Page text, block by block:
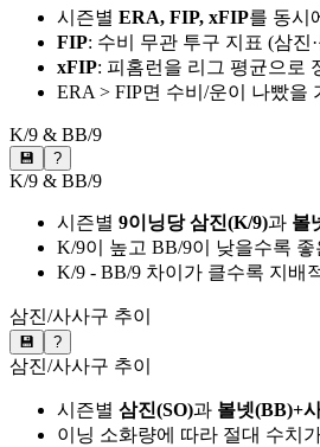
시즌별 ERA, FIP, xFIP를 동시
FIP: 수비 무관 투구 지표 (삼진
xFIP: 피홈런을 리그 평균으로
ERA > FIP면 수비/운이 나빴을
K/9 & BB/9
💾 ?
K/9 & BB/9
시즌별 9이닝당 삼진(K/9)과 볼
K/9이 높고 BB/9이 낮을수록 좋
K/9 - BB/9 차이가 클수록 지배
삼진/사사구 추이
💾 ?
삼진/사사구 추이
시즌별 삼진(SO)과 볼넷(BB)+
이닝 소화량에 따라 절대 수치